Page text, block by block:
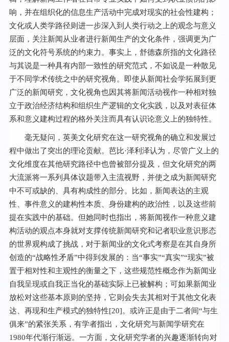
响，并在组织化的信息生产活动中完成对现实的社会性建构；
文化或人类学路径则进一步深入到人类行动之上的观念与意义
层面，关注新闻从业者进行新闻生产的文化条件，强调更为广
泛的文化符号系统的约束力。事实上，舒德森所指的文化路径
与其说是一种具有内部一致性的研究范式，不如说是一种散见
于不同学术传统之中的研究视角。即使从新闻社会学拓展到更
广泛的新闻研究，文化视角也因其将新闻活动视作一种相对独
立于政治经济结构和组织生产逻辑的文化实践，以及对表征体
系和意义建构过程的格外关注而具有认识论意义上的独特性。
毫无疑问，英美文化研究在这一研究视角的确立和发展过
程中做出了突出的理论贡献。芭比·泽利泽认为，尽管广义上的
文化维度在其他研究路径中也曾被部分提及，但文化研究的两
大流派将一系列具体议题带入主流视野，并使之成为新闻研究
中不可或缺的、具有构成性的部分。比如，新闻表达的主观
性、事件意义的建构性本质、身份建构的政治性，以及这些前
提在实践中的基础。但她同时也指出，将新闻视作一种意义建
构活动的观点本身就对支撑传统新闻研究和记者职业意识形态
的世界观构成了挑战，对于新闻业的文化式考察是在其自身所
创造的“战略性矛盾”中得到发展的：当“事实”“真实”“现实”被
置于相对性和主观性的衡量之下，这些规范性概念作为新闻业
自我呈现或自我正当化的基础实际上已被解构；可如果新闻业
放松对这些基本原则的坚持，它则会失去其相对于其他文化表
达、再现和生产模式的独特性[20]。或许正是由于二者间“与生
俱来”的紧张关系，有学者指出，文化研究与新闻学研究在
1980年代渐行渐远。一方面，文化研究学者的兴趣逐渐转向对